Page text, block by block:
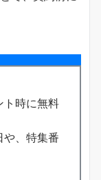
ト時に無料
や、特集番